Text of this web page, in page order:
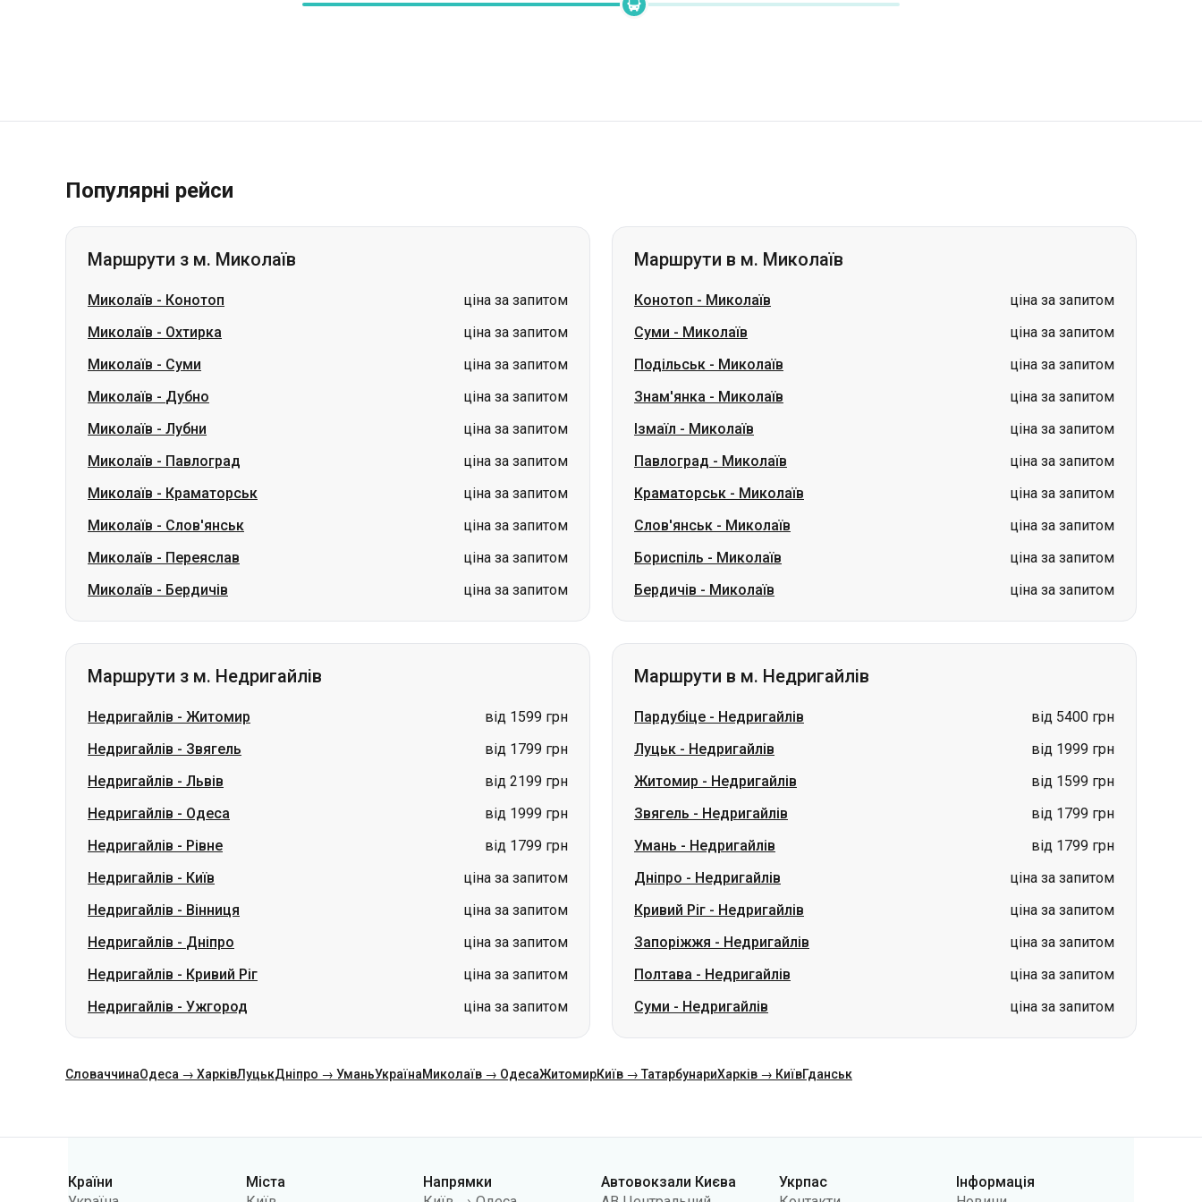
Популярні рейси
Маршрути з м. Миколаїв
Миколаїв - Конотоп
ціна за запитом
Миколаїв - Охтирка
ціна за запитом
Миколаїв - Суми
ціна за запитом
Миколаїв - Дубно
ціна за запитом
Миколаїв - Лубни
ціна за запитом
Миколаїв - Павлоград
ціна за запитом
Миколаїв - Краматорськ
ціна за запитом
Миколаїв - Слов'янськ
ціна за запитом
Миколаїв - Переяслав
ціна за запитом
Миколаїв - Бердичів ціна за запитом
Маршрути в м. Миколаїв
Конотоп - Миколаїв
ціна за запитом
Суми - Миколаїв
ціна за запитом
Подільськ - Миколаїв
ціна за запитом
Знам'янка - Миколаїв
ціна за запитом
Ізмаїл - Миколаїв
ціна за запитом
Павлоград - Миколаїв
ціна за запитом
Краматорськ - Миколаїв
ціна за запитом
Слов'янськ - Миколаїв
ціна за запитом
Бориспіль - Миколаїв
ціна за запитом
Бердичів - Миколаїв ціна за запитом
Маршрути з м. Недригайлів
Недригайлів - Житомир
від 1599 грн
Недригайлів - Звягель
від 1799 грн
Недригайлів - Львів
від 2199 грн
Недригайлів - Одеса
від 1999 грн
Недригайлів - Рівне
від 1799 грн
Недригайлів - Київ
ціна за запитом
Недригайлів - Вінниця
ціна за запитом
Недригайлів - Дніпро
ціна за запитом
Недригайлів - Кривий Ріг
ціна за запитом
Недригайлів - Ужгород ціна за запитом
Маршрути в м. Недригайлів
Пардубіце - Недригайлів
від 5400 грн
Луцьк - Недригайлів
від 1999 грн
Житомир - Недригайлів
від 1599 грн
Звягель - Недригайлів
від 1799 грн
Умань - Недригайлів
від 1799 грн
Дніпро - Недригайлів
ціна за запитом
Кривий Ріг - Недригайлів
ціна за запитом
Запоріжжя - Недригайлів
ціна за запитом
Полтава - Недригайлів
ціна за запитом
Суми - Недригайлів ціна за запитом
СловаччинаОдеса → ХарківЛуцькДніпро → УманьУкраїнаМиколаїв → ОдесаЖитомирКиїв → ТатарбунариХарків → КиївГданськ
Категорії
Країни
Міста
Напрямки
Автовокзали Києва
Укрпас
Інформація